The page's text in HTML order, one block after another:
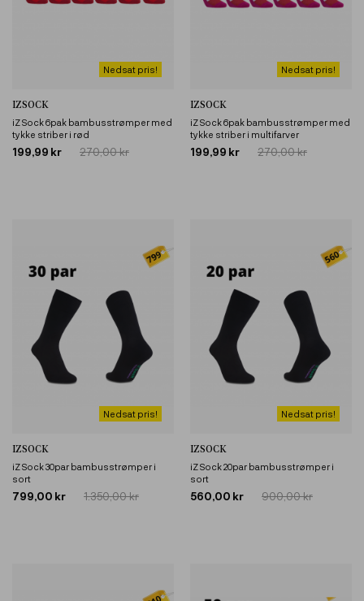
Nedsat pris!
IZSOCK
iZ Sock 6pak bambusstrømper med
tykke striber i rød
199,99 kr 270,00 kr
Nedsat pris!
IZSOCK
iZ Sock 6pak bambusstrømper med
tykke striber i multifarver
199,99 kr 270,00 kr
Nedsat pris!
IZSOCK
iZ Sock 30par bambusstrømper i
sort
799,00 kr 1.350,00 kr
Nedsat pris!
IZSOCK
iZ Sock 20par bambusstrømper i
sort
560,00 kr 900,00 kr